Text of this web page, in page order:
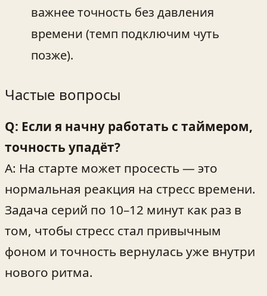
важнее точность без давления
времени (темп подключим чуть
позже).
Частые вопросы
Q: Если я начну работать с таймером,
точность упадёт?
A: На старте может просесть — это
нормальная реакция на стресс времени.
Задача серий по 10–12 минут как раз в
том, чтобы стресс стал привычным
фоном и точность вернулась уже внутри
нового ритма.